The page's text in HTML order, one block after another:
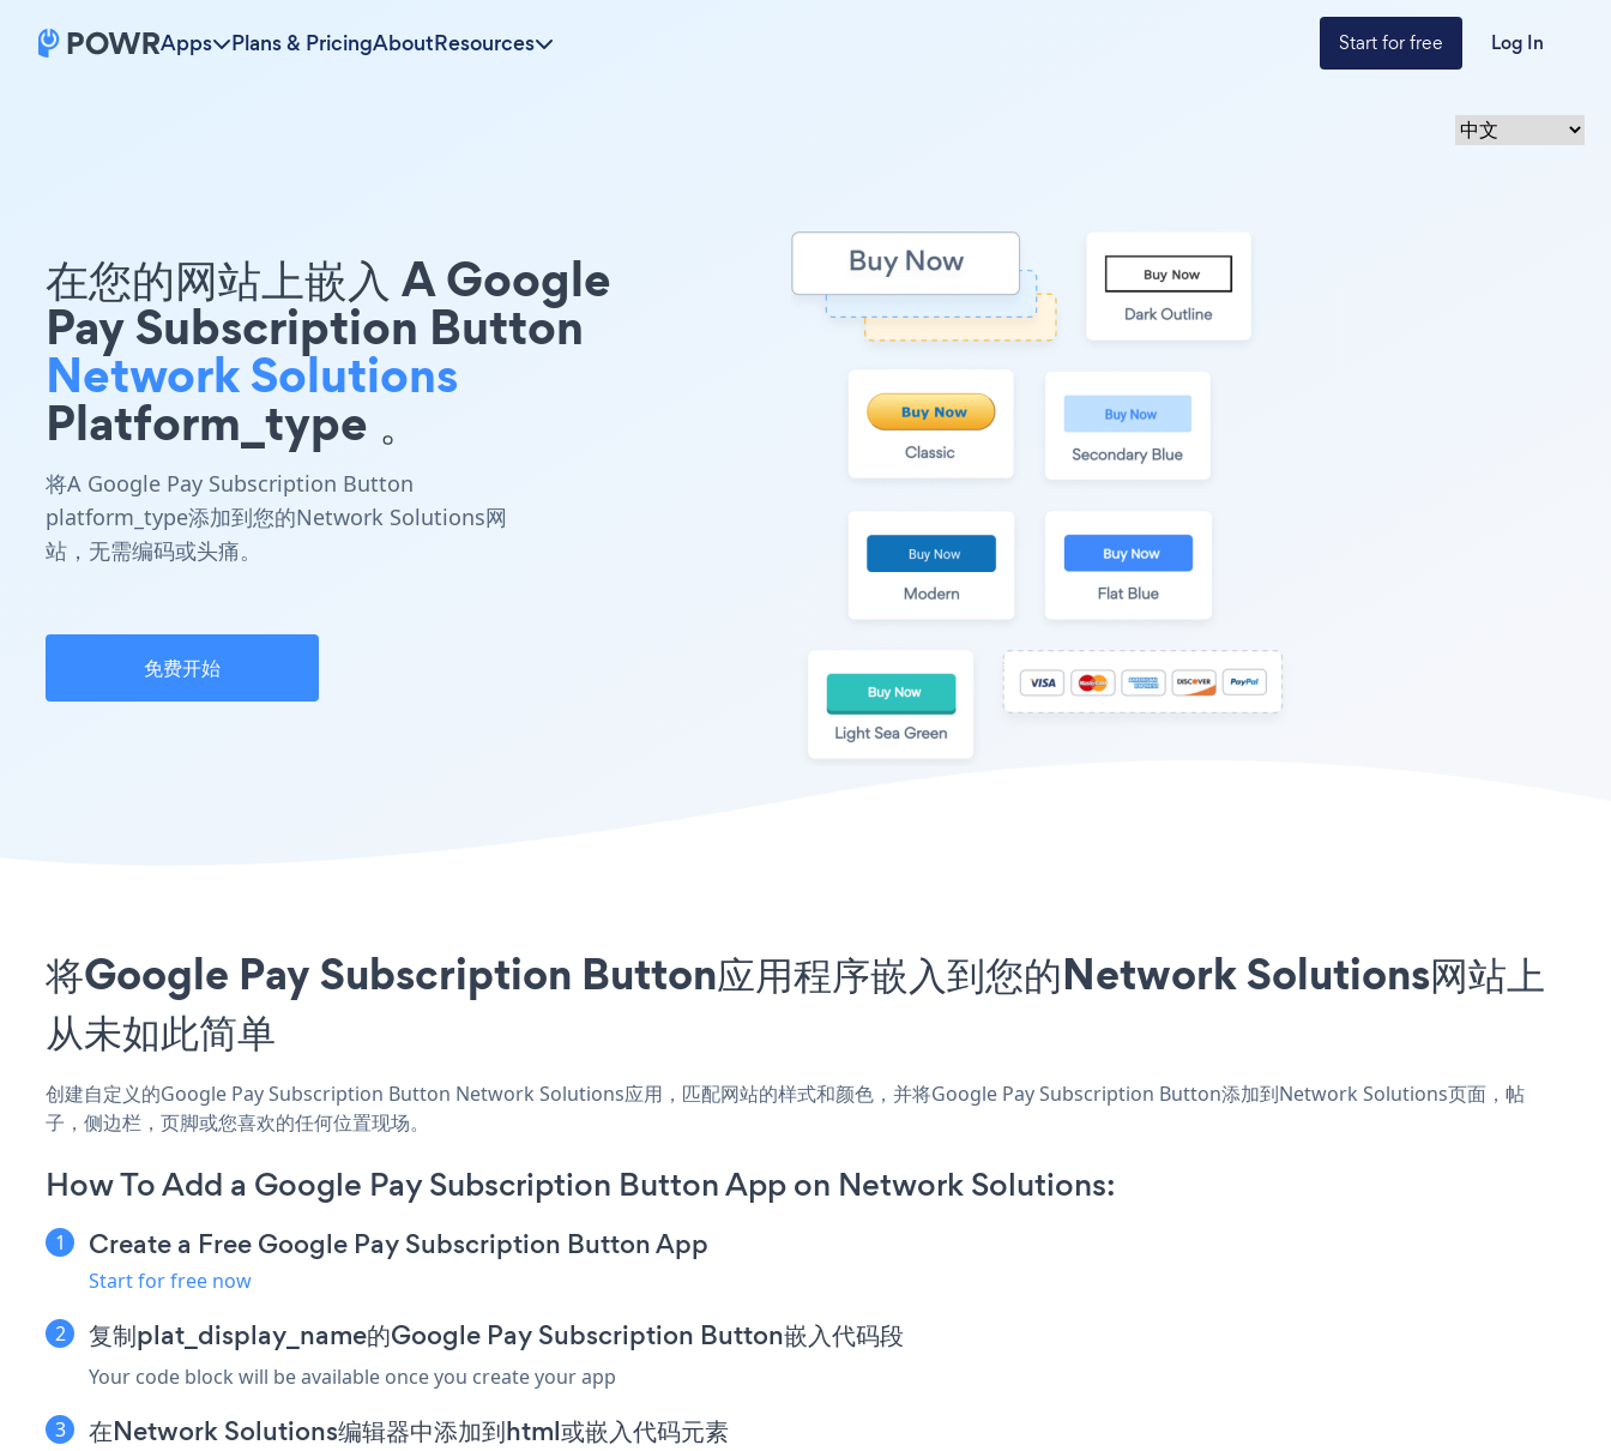
Apps Plans & PricingAboutResources Start for free Log In
在您的网站上嵌入 A Google
Pay Subscription Button
Network Solutions
Platform_type 。
将A Google Pay Subscription Button
platform_type添加到您的Network Solutions网
站，无需编码或头痛。
免费开始
将Google Pay Subscription Button应用程序嵌入到您的Network Solutions网站上
从未如此简单
创建自定义的Google Pay Subscription Button Network Solutions应用，匹配网站的样式和颜色，并将Google Pay Subscription Button添加到Network Solutions页面，帖
子，侧边栏，页脚或您喜欢的任何位置现场。
How To Add a Google Pay Subscription Button App on Network Solutions:
Create a Free Google Pay Subscription Button App
Start for free now
复制plat_display_name的Google Pay Subscription Button嵌入代码段
Your code block will be available once you create your app
在Network Solutions编辑器中添加到html或嵌入代码元素